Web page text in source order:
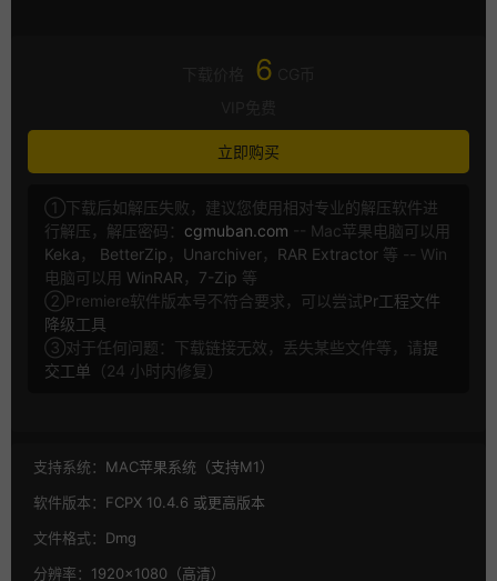
6
立即购买
①下载后如解压失败，建议您使用相对专业的解压软件进
行解压，解压密码： cgmuban.com -- Mac苹果电脑可以用
Keka ， BetterZip ， Unarchiver， RAR Extractor 等 -- Win
电脑可以用 WinRAR ， 7-Zip 等
②Premiere软件版本号不符合要求，可以尝试Pr工程文件
降级工具
③对于任何问题：下载链接无效，丢失某些文件等，请提
交工单 （24 小时内修复）
支持系统： MAC苹果系统（支持M1）
软件版本： FCPX 10.4.6 或更高版本
文件格式： Dmg
分辨率： 1920×1080（高清）